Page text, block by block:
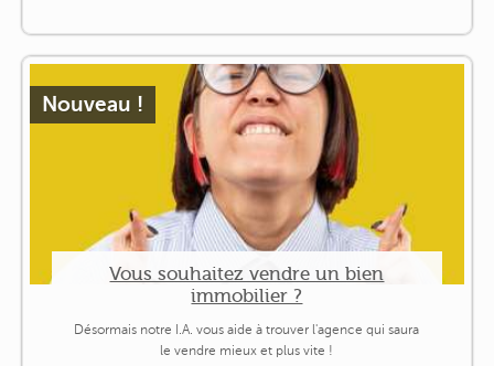
Nouveau !
Vous souhaitez vendre un bien
immobilier ?
Désormais notre I.A. vous aide à trouver l'agence qui saura
le vendre mieux et plus vite !